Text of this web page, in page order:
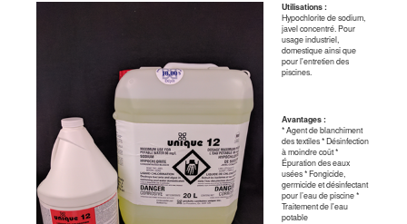
Utilisations :
Hypochlorite de sodium,
javel concentré. Pour
usage industriel,
domestique ainsi que
pour l'entretien des
piscines.
Avantages :
* Agent de blanchiment
des textiles * Désinfection
à moindre coût *
Épuration des eaux
usées * Fongicide,
germicide et désinfectant
pour l’eau de piscine *
Traitement de l'eau
potable